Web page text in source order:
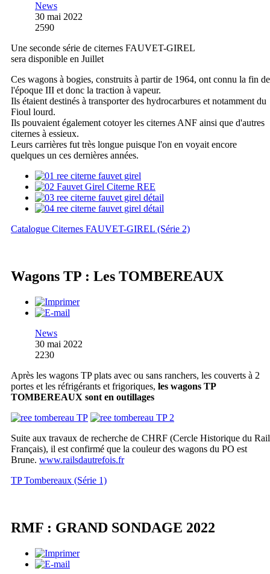
News
30 mai 2022
2590
Une seconde série de citernes FAUVET-GIREL
sera disponible en Juillet
Ces wagons à bogies, construits à partir de 1964, ont connu la fin de
l'époque III et donc la traction à vapeur.
Ils étaient destinés à transporter des hydrocarbures et notamment du
Fioul lourd.
Ils pouvaient également cotoyer les citernes ANF ainsi que d'autres
citernes à essieux.
Leurs carrières fut très longue puisque l'on en voyait encore
quelques un ces dernières années.
Catalogue Citernes FAUVET-GIREL (Série 2)
Wagons TP : Les TOMBEREAUX
News
30 mai 2022
2230
Après les wagons TP plats avec ou sans ranchers, les couverts à 2
portes et les réfrigérants et frigoriques, les wagons TP
TOMBEREAUX sont en outillages
Suite aux travaux de recherche de CHRF (Cercle Historique du Rail
Français), il est confirmé que la couleur des wagons du PO est
Brune. www.railsdautrefois.fr
TP Tombereaux (Série 1)
RMF : GRAND SONDAGE 2022